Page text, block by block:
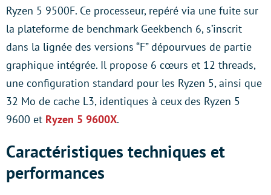
Ryzen 5 9500F. Ce processeur, repéré via une fuite sur
la plateforme de benchmark Geekbench 6, s’inscrit
dans la lignée des versions “F” dépourvues de partie
graphique intégrée. Il propose 6 cœurs et 12 threads,
une configuration standard pour les Ryzen 5, ainsi que
32 Mo de cache L3, identiques à ceux des Ryzen 5
9600 et Ryzen 5 9600X.
Caractéristiques techniques et
performances